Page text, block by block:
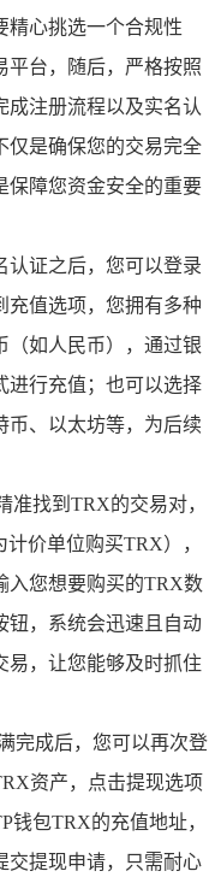
精心挑选一个合规性
平台，随后，严格按照
成注册流程以及实名认
仅是确保您的交易完全
保障您资金安全的重要
认证之后，您可以登录
充值选项，您拥有多种
（如人民币），通过银
进行充值；也可以选择
币、以太坊等，为后续
准找到TRX的交易对，
价单位购买TRX），
入您想要购买的TRX数
钮，系统会迅速且自动
易，让您能够及时抓住
完成后，您可以再次登
资产，点击提现选项
钱包TRX的充值地址，
交提现申请，只需耐心